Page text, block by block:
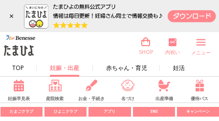
×
TOP 妊娠・出産 赤ちゃん・育児 妊活
SHOP 内祝い メニュー
妊娠早見表 産院検索 お金・手続き 名づけ 出産準備 優待パス
たまごクラブ ひよこクラブ アプリ SNS キャンペーン